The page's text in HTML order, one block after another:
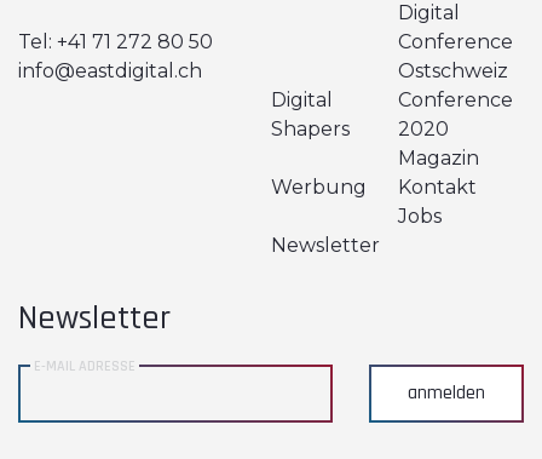
Tel: +41 71 272 80 50
info@eastdigital.ch
Digital
Conference
Ostschweiz
Digital
Shapers
Conference
2020
Werbung
Magazin
Kontakt
Newsletter
Jobs
Newsletter
E-MAIL ADRESSE
anmelden